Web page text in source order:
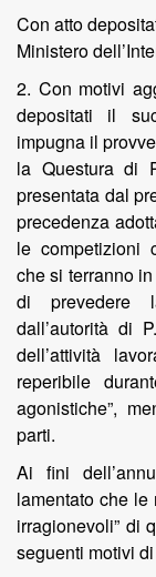
Con atto
Ministero
2. Con motivi
depositati il
impugna il
la Questura di
presentata dal
precedenza
le competizioni
che si terranno
di prevedere
dall’autorità di
dell’attività
reperibile
agonistiche”,
parti.
Ai fini
lamentato che le
irragionevoli” di
seguenti motivi